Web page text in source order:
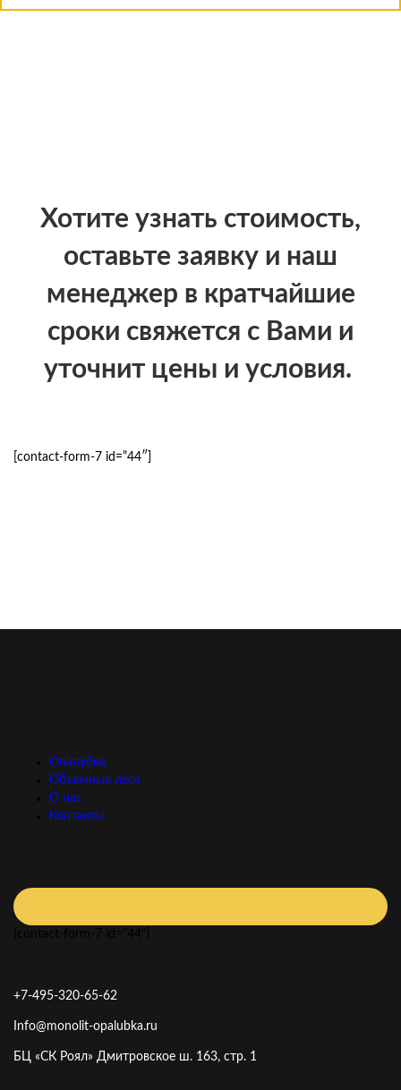
Хотите узнать стоимость,
оставьте заявку и наш
менеджер в кратчайшие
сроки свяжется с Вами и
уточнит цены и условия.
[contact-form-7 id=”44″]
Опалубка
Объемные леса
О нас
Контакты
+7-495-320-65-62
Info@monolit-opalubka.ru
БЦ «СК Роял» Дмитровское ш. 163, стр. 1